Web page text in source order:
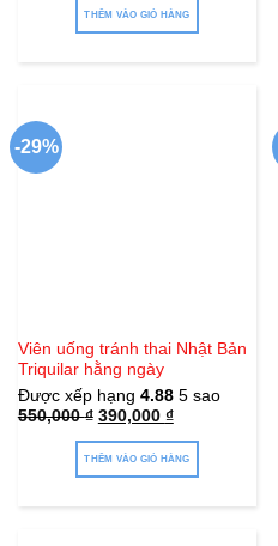
THÊM VÀO GIỎ HÀNG
-29%
Viên uống tránh thai Nhật Bản
Triquilar hằng ngày
Được xếp hạng 4.885 sao
550,000₫ Giá
là:
550,000 ₫.
390,000 ₫Giá
tại
là:
390,000 ₫.
THÊM VÀO GIỎ HÀNG